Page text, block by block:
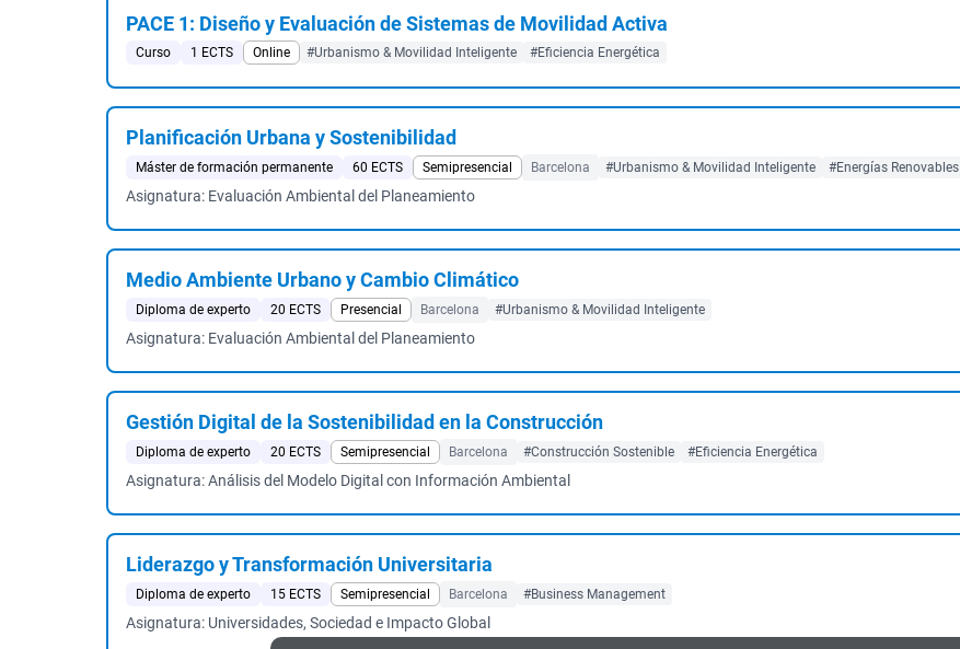
PACE 1: Diseño y Evaluación de Sistemas de Movilidad Activa
Curso 1 ECTS Online #Urbanismo & Movilidad Inteligente #Eficiencia Energética
Planificación Urbana y Sostenibilidad
Máster de formación permanente 60 ECTS Semipresencial Barcelona #Urbanismo & Movilidad Inteligente #Energías Renovables
Asignatura: Evaluación Ambiental del Planeamiento
Medio Ambiente Urbano y Cambio Climático
Diploma de experto 20 ECTS Presencial Barcelona #Urbanismo & Movilidad Inteligente
Asignatura: Evaluación Ambiental del Planeamiento
Gestión Digital de la Sostenibilidad en la Construcción
Diploma de experto 20 ECTS Semipresencial Barcelona #Construcción Sostenible #Eficiencia Energética
Asignatura: Análisis del Modelo Digital con Información Ambiental
Liderazgo y Transformación Universitaria
Diploma de experto 15 ECTS Semipresencial Barcelona #Business Management
Asignatura: Universidades, Sociedad e Impacto Global